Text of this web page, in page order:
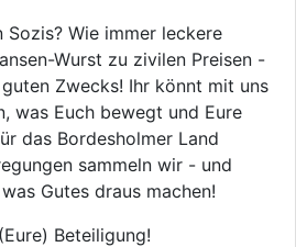
Sozis? Wie immer leckere
Wurst zu zivilen Preisen -
Zwecks! Ihr könnt mit uns
was Euch bewegt und Eure
das Bordesholmer Land
sammeln wir - und
Gutes draus machen!
Beteiligung!